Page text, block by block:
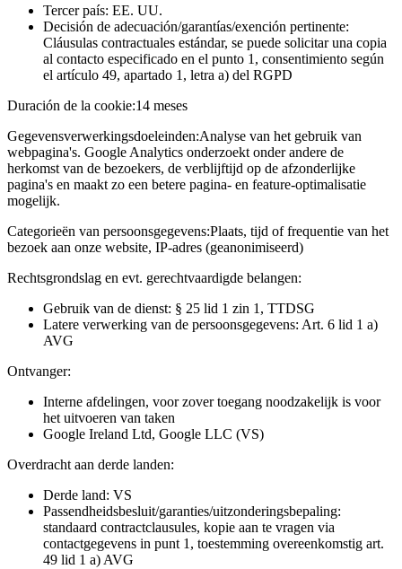
Tercer país: EE. UU.
Decisión de adecuación/garantías/exención pertinente:
Cláusulas contractuales estándar, se puede solicitar una copia
al contacto especificado en el punto 1, consentimiento según
el artículo 49, apartado 1, letra a) del RGPD
Duración de la cookie:14 meses
Gegevensverwerkingsdoeleinden:Analyse van het gebruik van
webpagina's. Google Analytics onderzoekt onder andere de
herkomst van de bezoekers, de verblijftijd op de afzonderlijke
pagina's en maakt zo een betere pagina- en feature-optimalisatie
mogelijk.
Categorieën van persoonsgegevens:Plaats, tijd of frequentie van het
bezoek aan onze website, IP-adres (geanonimiseerd)
Rechtsgrondslag en evt. gerechtvaardigde belangen:
Gebruik van de dienst: § 25 lid 1 zin 1, TTDSG
Latere verwerking van de persoonsgegevens: Art. 6 lid 1 a)
AVG
Ontvanger:
Interne afdelingen, voor zover toegang noodzakelijk is voor
het uitvoeren van taken
Google Ireland Ltd, Google LLC (VS)
Overdracht aan derde landen:
Derde land: VS
Passendheidsbesluit/garanties/uitzonderingsbepaling:
standaard contractclausules, kopie aan te vragen via
contactgegevens in punt 1, toestemming overeenkomstig art.
49 lid 1 a) AVG